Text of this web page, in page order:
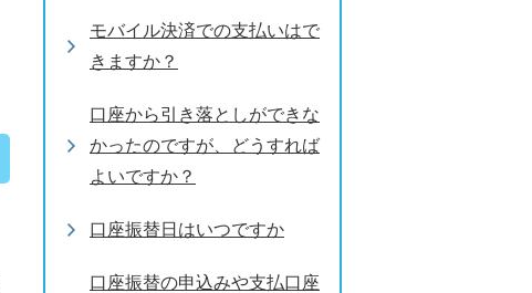
モバイル決済での支払いはで
きますか？
口座から引き落としができな
かったのですが、どうすれば
よいですか？
口座振替日はいつですか
口座振替の申込みや支払口座